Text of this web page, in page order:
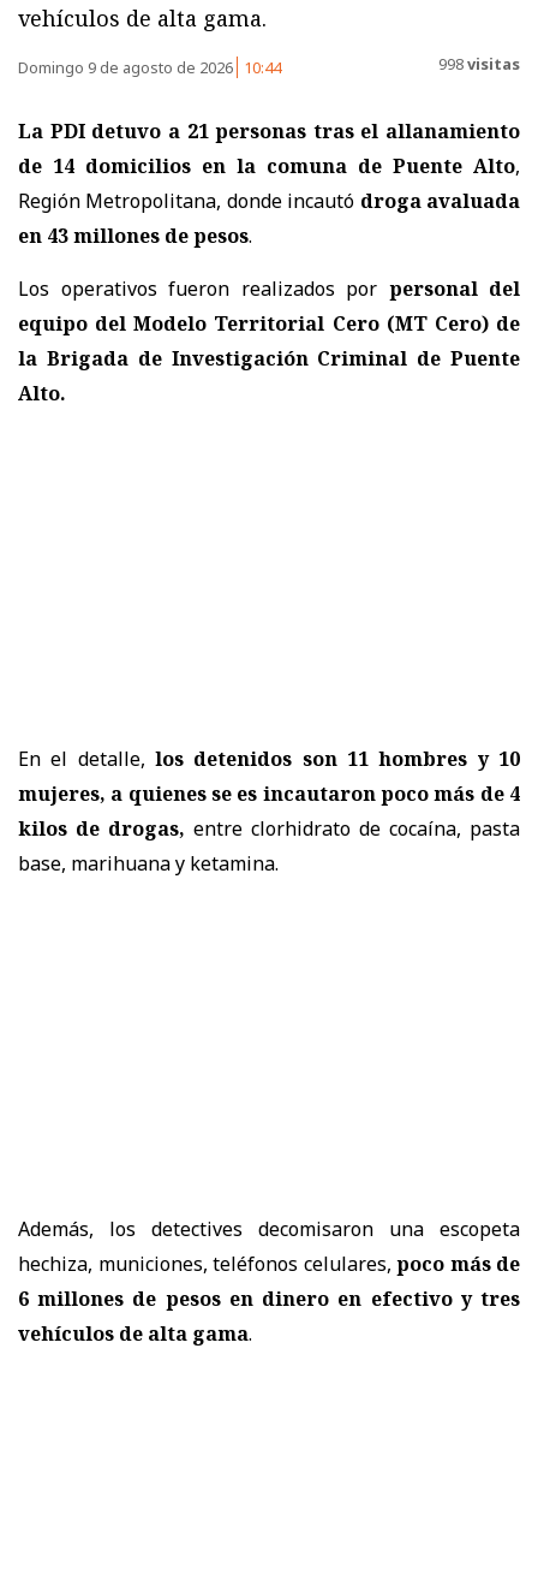
vehículos de alta gama.
Domingo 9 de agosto de 2026 10:44 998visitas
La PDI detuvo a 21 personas tras el allanamiento
de 14 domicilios en la comuna de Puente Alto,
Región Metropolitana, donde incautó droga avaluada
en 43 millones de pesos.
Los operativos fueron realizados por personal del
equipo del Modelo Territorial Cero (MT Cero) de
la Brigada de Investigación Criminal de Puente
Alto.
En el detalle, los detenidos son 11 hombres y 10
mujeres, a quienes se es incautaron poco más de 4
kilos de drogas, entre clorhidrato de cocaína, pasta
base, marihuana y ketamina.
Además, los detectives decomisaron una escopeta
hechiza, municiones, teléfonos celulares, poco más de
6 millones de pesos en dinero en efectivo y tres
vehículos de alta gama.